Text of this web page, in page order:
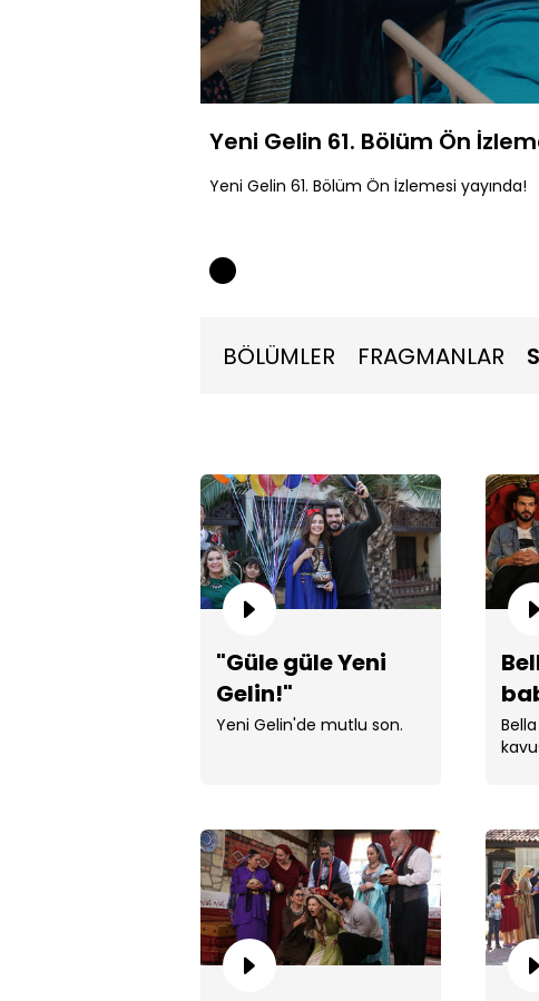
Sessiz
Yeni Gelin 61. Bölüm Ön
Yeni Gelin 61. Bölüm Ön İzlemesi yayında!
BÖLÜMLER FRAGMANLAR
"Güle güle Yeni
Gelin!"
Yeni Gelin'de mutlu son.